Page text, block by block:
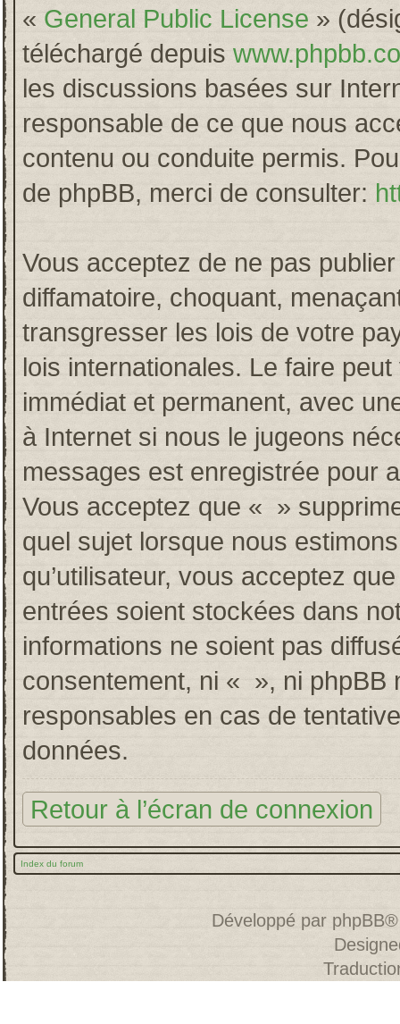
« General Public License »
téléchargé depuis
les discussions basées sur
responsable de ce que nous
contenu ou conduite permis.
de phpBB, merci de consulter:
Vous acceptez de ne pas
diffamatoire, choquant,
transgresser les lois de votre
lois internationales. Le faire
immédiat et permanent, avec
à Internet si nous le jugeons
messages est enregistrée pour
Vous acceptez que « »
quel sujet lorsque nous
qu’utilisateur, vous acceptez
entrées soient stockées dans
informations ne soient pas
consentement, ni « », ni phpBB
responsables en cas de
données.
Retour à l’écran de connexion
Index du forum
Développé par phpBB®